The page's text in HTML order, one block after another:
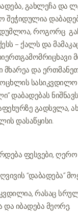
გახლეჩა და
როგორც
– ქალს და
და
სასიკვდილო
დაბადებას
გადსვლა,
დასაწყისი.
ფესვები,
“დაბადება”
რასაც
იბადება მეორე.